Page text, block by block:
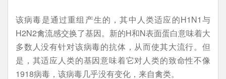
该病毒是通过重组产生的，其中人类适应的H1N1与
H2N2禽流感交换了基因。新的H和N表面蛋白意味着大
多数人没有针对该病毒的抗体，从而使其大流行。但
是，其适应人类的基因意味着它对人类的致命性不像
1918病毒，该病毒几乎没有变化，来自禽类。